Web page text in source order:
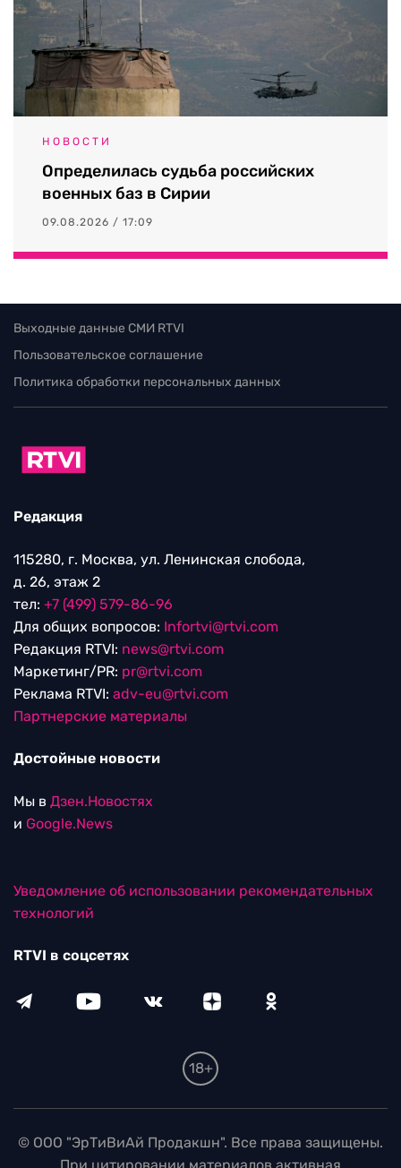
НОВОСТИ
Определилась судьба российских
военных баз в Сирии
09.08.2026 / 17:09
Выходные данные СМИ RTVI
Пользовательское соглашение
Политика обработки персональных данных
Редакция
115280, г. Москва, ул. Ленинская слобода,
д. 26, этаж 2
тел: +7 (499) 579-86-96
Для общих вопросов: Infortvi@rtvi.com
Редакция RTVI: news@rtvi.com
Маркетинг/PR: pr@rtvi.com
Реклама RTVI: adv-eu@rtvi.com
Партнерские материалы
Достойные новости
Мы в Дзен.Новостях
и Google.News
Уведомление об использовании рекомендательных
технологий
RTVI в соцсетях
18+
© ООО "ЭрТиВиАй Продакшн". Все права защищены.